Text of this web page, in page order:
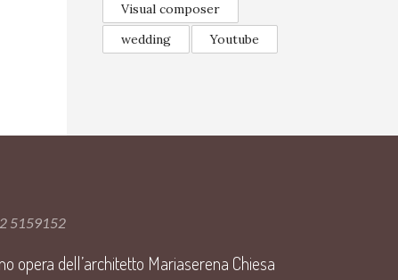
Visual composer
wedding
Youtube
5159152
opera dell’architetto Mariaserena Chiesa